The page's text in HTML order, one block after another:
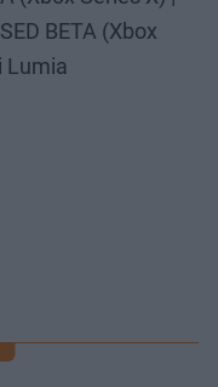
BETA (Xbox
Lumia